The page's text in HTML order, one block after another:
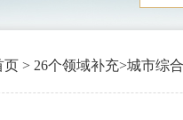
页 > 26个领域补充>城市综